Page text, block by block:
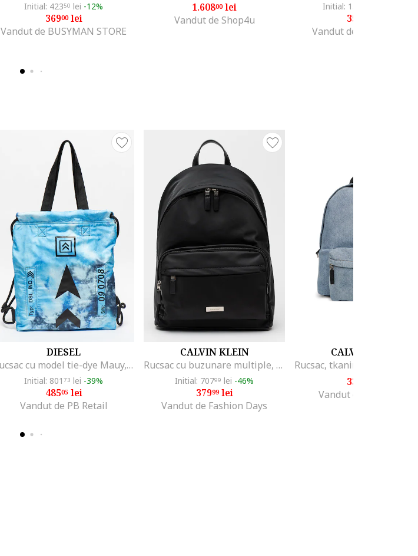
Initial: 42350 lei -12%
36900lei
Vandut de BUSYMAN STORE
1.60800lei
Vandut de Shop4u
Initial: 1.393
350
Vandut de Fashion Days
DIESEL
Rucsac cu model tie-dye Mauy, Albastru azur
Initial: 801 73 lei -39%
48505lei
Vandut de PB Retail
CALVIN KLEIN
Rucsac cu buzunare multiple, Negru
Initial: 70799 lei -46%
37999lei
Vandut de Fashion Days
CALVIN KLEIN
333
Vandut de Modivo PL